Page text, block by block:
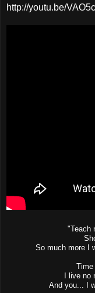
http://youtu.be/
"Teach
So much more I
Time
I live
And you... I